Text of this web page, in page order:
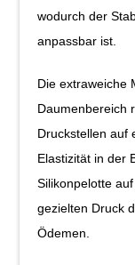
wodurch der
anpassbar ist.
Die extraweiche
Daumenbereich
Druckstellen auf
Elastizität in der
Silikonpelotte
gezielten Druck
Ödemen.